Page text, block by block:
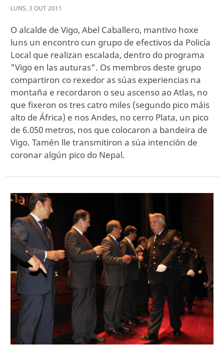
LUNS, 3 OUT2011
O alcalde de Vigo, Abel Caballero, mantivo hoxe
luns un encontro cun grupo de efectivos da Policía
Local que realizan escalada, dentro do programa
"Vigo en las auturas". Os membros deste grupo
compartiron co rexedor as súas experiencias na
montaña e recordaron o seu ascenso ao Atlas, no
que fixeron os tres catro miles (segundo pico máis
alto de África) e nos Andes, no cerro Plata, un pico
de 6.050 metros, nos que colocaron a bandeira de
Vigo. Tamén lle transmitiron a súa intención de
coronar algún pico do Nepal.